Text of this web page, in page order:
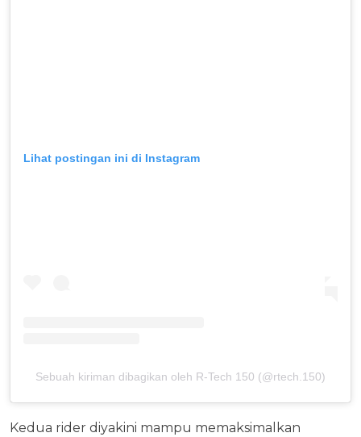
Lihat postingan ini di Instagram
Sebuah kiriman dibagikan oleh R-Tech 150 (@rtech.150)
Kedua rider diyakini mampu memaksimalkan